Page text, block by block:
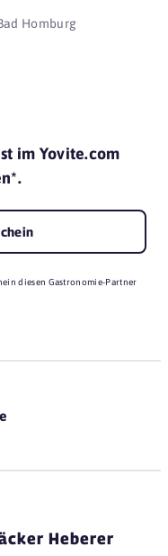
Homburg
im Yovite.com
diesen Gastronomie-Partner
Heberer